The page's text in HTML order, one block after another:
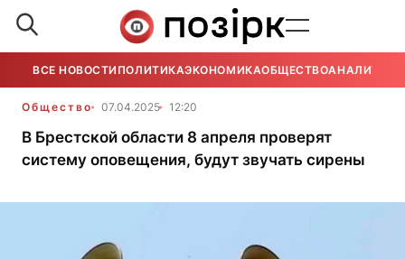
ВСЕ НОВОСТИ ПОЛИТИКАЭКОНОМИКАОБЩЕСТВОАНАЛИТИКА
Общество 07.04.2025 12:20
В Брестской области 8 апреля проверят
систему оповещения, будут звучать сирены